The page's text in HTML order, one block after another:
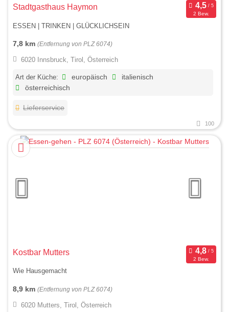
Stadtgasthaus Haymon
2 Bew.
ESSEN | TRINKEN | GLÜCKLICHSEIN
7,8 km (Entfernung von PLZ 6074)
6020 Innsbruck, Tirol, Österreich
Art der Küche: europäisch
italienisch
österreichisch
Lieferservice
100
Kostbar Mutters
2 Bew.
Wie Hausgemacht
8,9 km (Entfernung von PLZ 6074)
6020 Mutters, Tirol, Österreich